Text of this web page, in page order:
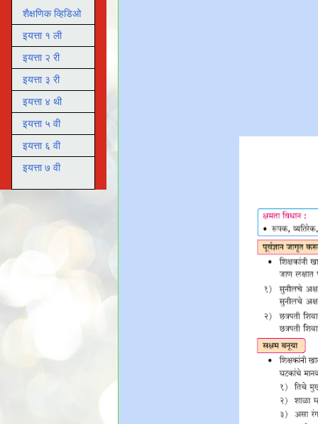
शैक्षणिक व्हिडिओ
इयत्ता १ ली
इयत्ता २ री
इयत्ता ३ री
इयत्ता ४ थी
इयत्ता ५ वी
इयत्ता ६ वी
इयत्ता ७ वी